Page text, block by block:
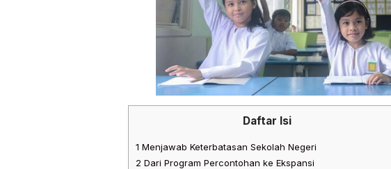
Daftar Isi
1 Menjawab Keterbatasan Sekolah Negeri
2 Dari Program Percontohan ke Ekspansi